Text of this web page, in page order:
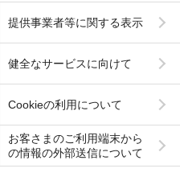
提供事業者等に関する表示
健全なサービスに向けて
Cookieの利用について
お客さまのご利用端末から
の情報の外部送信について